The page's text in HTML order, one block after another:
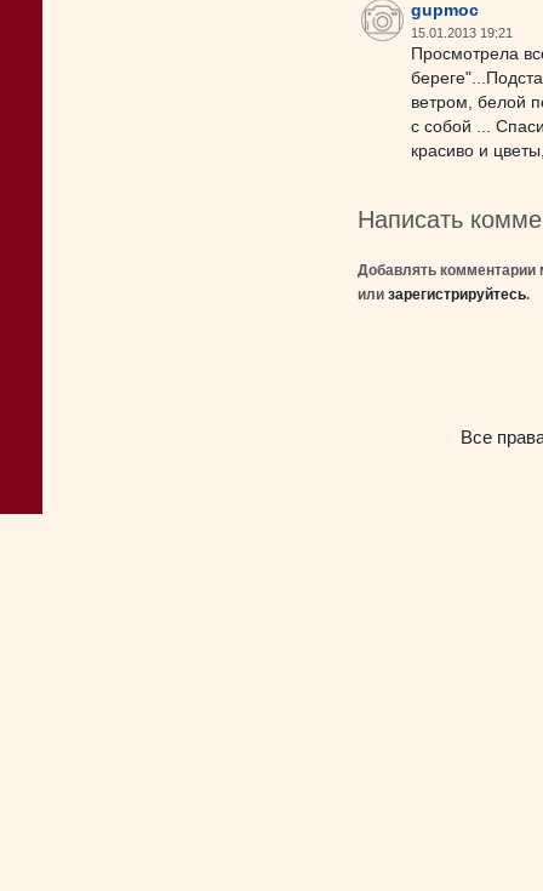
gupmoc
15.01.2013 19:21
Просмотрела
ветром, белой
с собой ...
красиво и
Написать
Добавлять комментарии
или зарегистрируйтесь.
Все